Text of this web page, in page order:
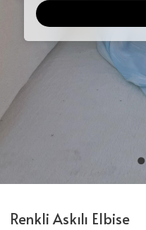
Renkli Askılı Elbise